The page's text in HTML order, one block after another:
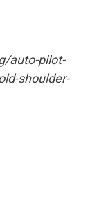
auto-pilot-
shoulder-